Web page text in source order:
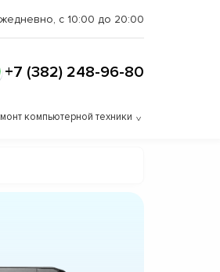
с 10:00 до 20:00
+7 (382) 248-96-80
компьютерной техники